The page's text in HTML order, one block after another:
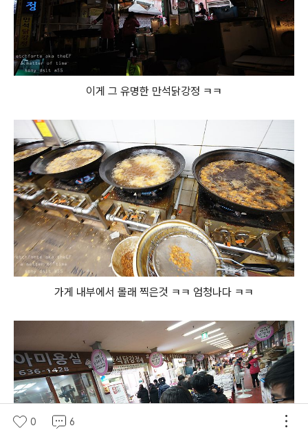
이게 그 유명한 만석닭강정 ㅋㅋ
가게 내부에서 몰래 찍은것 ㅋㅋ 엄청나다 ㅋㅋ
0 6